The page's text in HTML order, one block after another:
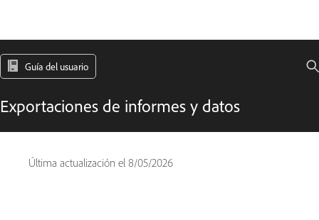
Guía del usuario
Exportaciones de informes y datos
Última actualización el 8/05/2026